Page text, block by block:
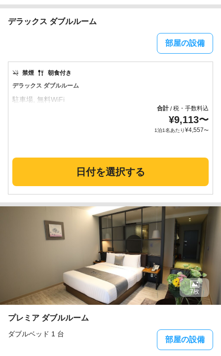
デラックス ダブルルーム
部屋の設備
デラックス ダブルルーム
禁煙 朝食付き
合計/税・手数料込
¥9,113〜
1泊1名あたり¥4,557〜
日付を選択する
プレミア ダブルルーム
ダブルベッド 1 台
部屋の設備
7枚